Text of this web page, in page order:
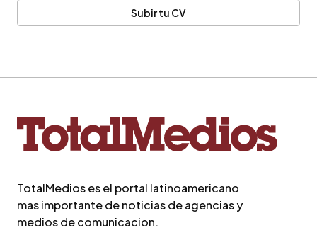
Subir tu CV
TotalMedios es el portal latinoamericano
mas importante de noticias de agencias y
medios de comunicacion.